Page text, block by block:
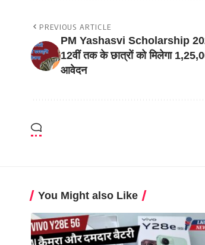
PREVIOUS ARTICLE
PM Yashasvi Scholarship
12वीं तक के छात्रों को मिलेगा
आवेदन
You Might also Like